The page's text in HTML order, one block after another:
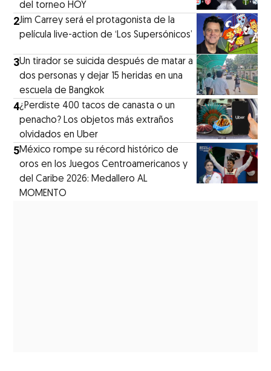
del torneo HOY
2Jim Carrey será el protagonista de la
película live-action de ‘Los Supersónicos’
3Un tirador se suicida después de matar a
dos personas y dejar 15 heridas en una
escuela de Bangkok
4¿Perdiste 400 tacos de canasta o un
penacho? Los objetos más extraños
olvidados en Uber
5México rompe su récord histórico de
oros en los Juegos Centroamericanos y
del Caribe 2026: Medallero AL
MOMENTO